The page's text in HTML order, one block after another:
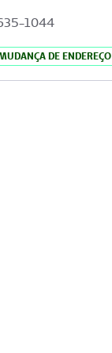
1044
DE ENDEREÇO